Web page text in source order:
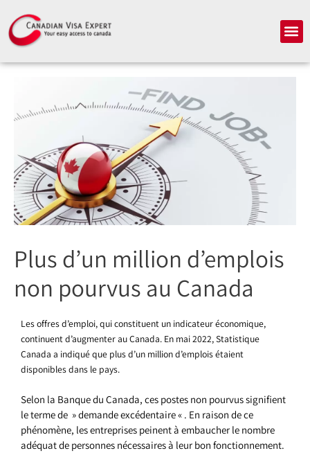
contenu
Plus d’un million d’emplois
non pourvus au Canada
Les offres d’emploi, qui constituent un indicateur économique,
continuent d’augmenter au Canada. En mai 2022, Statistique
Canada a indiqué que plus d’un million d’emplois étaient
disponibles dans le pays.
Selon la Banque du Canada, ces postes non pourvus signifient
le terme de » demande excédentaire « . En raison de ce
phénomène, les entreprises peinent à embaucher le nombre
adéquat de personnes nécessaires à leur bon fonctionnement.